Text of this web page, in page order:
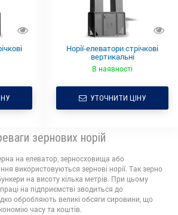
Норії-елеватори стрічкові
вертикальні
В наявності
УТОЧНИТИ ЦІНУ
зернових норій
на елеватор, зерносховища або
використовуються зернові норії. Так зерно
на висоту кілька метрів. При цьому
на підприємстві зводиться до
обробляють великі обсяги сировини, що
часу та коштів.